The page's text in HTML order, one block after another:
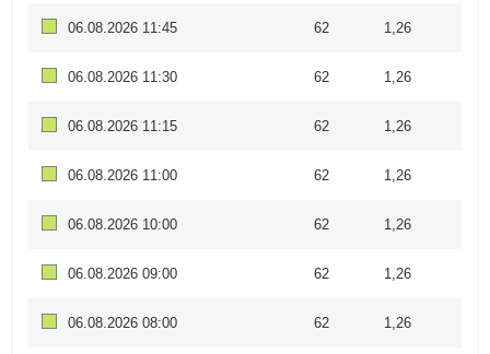
06.08.2026 11:45 62 1,26
06.08.2026 11:30 62 1,26
06.08.2026 11:15 62 1,26
06.08.2026 11:00 62 1,26
06.08.2026 10:00 62 1,26
06.08.2026 09:00 62 1,26
06.08.2026 08:00 62 1,26